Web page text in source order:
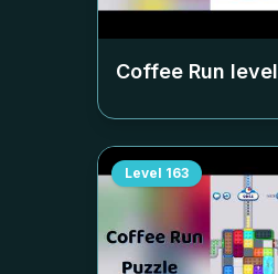
Coffee Run level
Level 163